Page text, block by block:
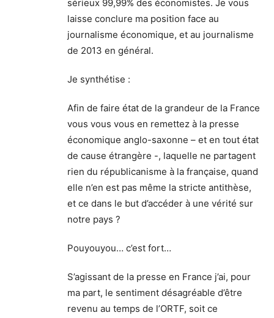
sérieux 99,99% des économistes. Je vous
laisse conclure ma position face au
journalisme économique, et au journalisme
de 2013 en général.
Je synthétise :
Afin de faire état de la grandeur de la France
vous vous vous en remettez à la presse
économique anglo-saxonne – et en tout état
de cause étrangère -, laquelle ne partagent
rien du républicanisme à la française, quand
elle n’en est pas même la stricte antithèse,
et ce dans le but d’accéder à une vérité sur
notre pays ?
Pouyouyou… c’est fort…
S’agissant de la presse en France j’ai, pour
ma part, le sentiment désagréable d’être
revenu au temps de l’ORTF, soit ce